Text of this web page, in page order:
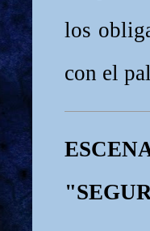
los
con el